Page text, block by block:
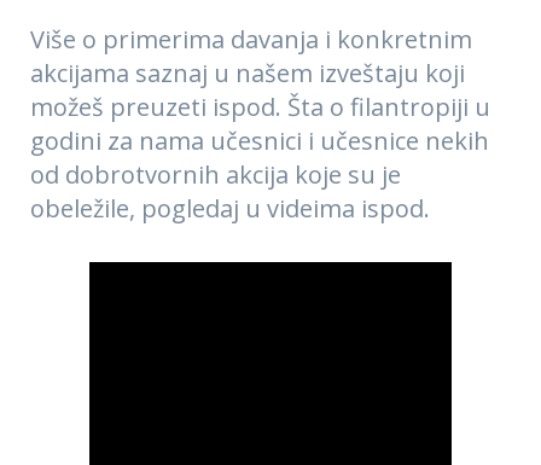
Više o primerima davanja i konkretnim
akcijama saznaj u našem izveštaju koji
možeš preuzeti ispod. Šta o filantropiji u
godini za nama učesnici i učesnice nekih
od dobrotvornih akcija koje su je
obeležile, pogledaj u videima ispod.